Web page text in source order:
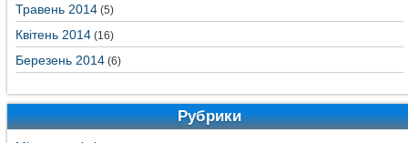
Травень 2014 (5)
Квітень 2014 (16)
Березень 2014 (6)
Рубрики